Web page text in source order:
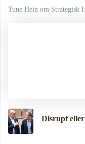
Tune Hein om Strategisk
Disrupt